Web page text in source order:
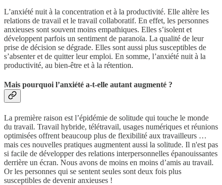
L’anxiété nuit à la concentration et à la productivité. Elle altère les
relations de travail et le travail collaboratif. En effet, les personnes
anxieuses sont souvent moins empathiques. Elles s’isolent et
développent parfois un sentiment de paranoïa. La qualité de leur
prise de décision se dégrade. Elles sont aussi plus susceptibles de
s’absenter et de quitter leur emploi. En somme, l’anxiété nuit à la
productivité, au bien-être et à la rétention.
Mais pourquoi l’anxiété a-t-elle autant augmenté ?
La première raison est l’épidémie de solitude qui touche le monde
du travail. Travail hybride, télétravail, usages numériques et réunions
optimisées offrent beaucoup plus de flexibilité aux travailleurs …
mais ces nouvelles pratiques augmentent aussi la solitude. Il n'est pas
si facile de développer des relations interpersonnelles épanouissantes
derrière un écran. Nous avons de moins en moins d’amis au travail.
Or les personnes qui se sentent seules sont deux fois plus
susceptibles de devenir anxieuses !